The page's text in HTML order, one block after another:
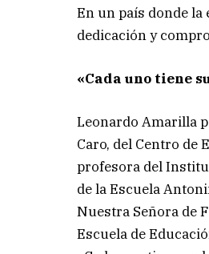
En un país donde
dedicación y
«Cada uno tiene
Leonardo Amarilla
Caro, del Centro de
profesora del
de la Escuela
Nuestra Señora de
Escuela de